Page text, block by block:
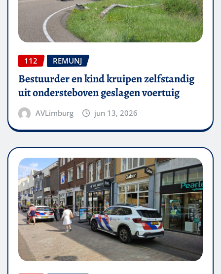
112 REMUNJ
Bestuurder en kind kruipen zelfstandig
uit ondersteboven geslagen voertuig
AVLimburg jun 13, 2026